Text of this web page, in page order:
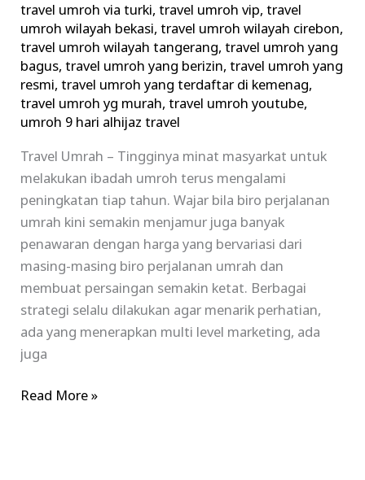
travel umroh via turki,travel umroh vip,travel
umroh wilayah bekasi,travel umroh wilayah cirebon,
travel umroh wilayah tangerang,travel umroh yang
bagus,travel umroh yang berizin,travel umroh yang
resmi,travel umroh yang terdaftar di kemenag,
travel umroh yg murah,travel umroh youtube,
umroh 9 hari alhijaz travel
Travel Umrah – Tingginya minat masyarkat untuk
melakukan ibadah umroh terus mengalami
peningkatan tiap tahun. Wajar bila biro perjalanan
umrah kini semakin menjamur juga banyak
penawaran dengan harga yang bervariasi dari
masing-masing biro perjalanan umrah dan
membuat persaingan semakin ketat. Berbagai
strategi selalu dilakukan agar menarik perhatian,
ada yang menerapkan multi level marketing, ada
juga
Read More »